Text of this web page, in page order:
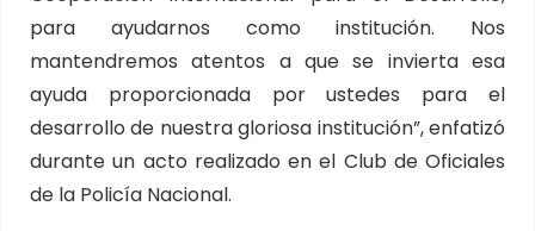
para ayudarnos como institución. Nos
mantendremos atentos a que se invierta esa
ayuda proporcionada por ustedes para el
desarrollo de nuestra gloriosa institución”, enfatizó
durante un acto realizado en el Club de Oficiales
de la Policía Nacional.